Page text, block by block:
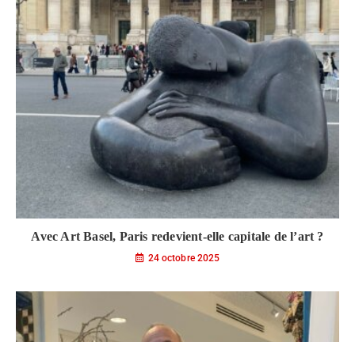
Avec Art Basel, Paris redevient-elle capitale de l’art ?
24 octobre 2025